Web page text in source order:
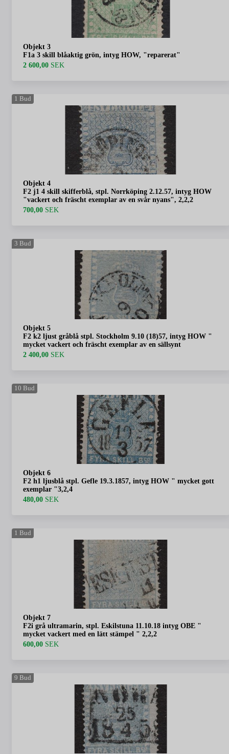
Objekt 3
F1a 3 skill blåaktig grön, intyg HOW, "reparerat"
2 600,00 SEK
1 Bud
Objekt 4
F2 j1 4 skill skifferblå, stpl. Norrköping 2.12.57, intyg HOW
"vackert och fräscht exemplar av en svår nyans", 2,2,2
700,00 SEK
3 Bud
Objekt 5
F2 k2 ljust gråblå stpl. Stockholm 9.10 (18)57, intyg HOW "
mycket vackert och fräscht exemplar av en sällsynt
2 400,00 SEK
10 Bud
Objekt 6
F2 h1 ljusblå stpl. Gefle 19.3.1857, intyg HOW " mycket gott
exemplar "3,2,4
480,00 SEK
1 Bud
Objekt 7
F2i grå ultramarin, stpl. Eskilstuna 11.10.18 intyg OBE "
mycket vackert med en lätt stämpel " 2,2,2
600,00 SEK
9 Bud